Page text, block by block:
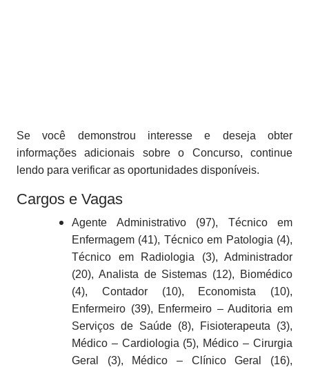
Se você demonstrou interesse e deseja obter
informações adicionais sobre o Concurso, continue
lendo para verificar as oportunidades disponíveis.
Cargos e Vagas
Agente Administrativo (97), Técnico em
Enfermagem (41), Técnico em Patologia (4),
Técnico em Radiologia (3), Administrador
(20), Analista de Sistemas (12), Biomédico
(4), Contador (10), Economista (10),
Enfermeiro (39), Enfermeiro – Auditoria em
Serviços de Saúde (8), Fisioterapeuta (3),
Médico – Cardiologia (5), Médico – Cirurgia
Geral (3), Médico – Clínico Geral (16),